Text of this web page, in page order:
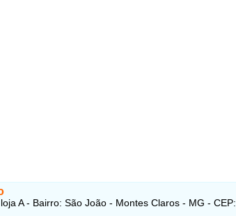
A - Bairro: São João - Montes Claros - MG - CEP: